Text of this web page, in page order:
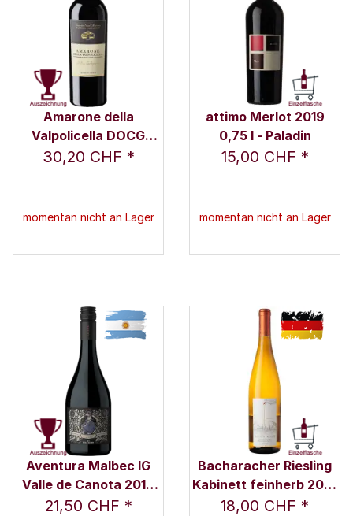
Amarone della
Valpolicella DOCG
Antonio Castagnedi
30,20 CHF *
momentan nicht an Lager
attimo Merlot 2019
0,75 l - Paladin
15,00 CHF *
momentan nicht an Lager
Aventura Malbec IG
Valle de Canota 2019
0,75 l - Kaiken
21,50 CHF *
Bacharacher Riesling
Kabinett feinherb 2019
0,75 l - Weingut
18,00 CHF *